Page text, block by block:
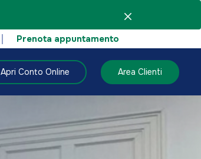
Prenota appuntamento
Apri Conto Online Area Clienti